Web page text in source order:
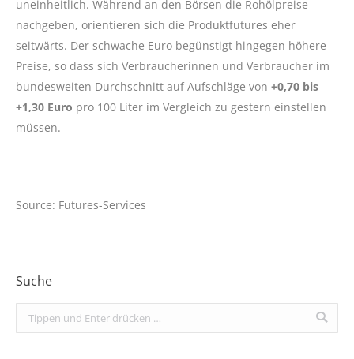
uneinheitlich. Während an den Börsen die Rohölpreise
nachgeben, orientieren sich die Produktfutures eher
seitwärts. Der schwache Euro begünstigt hingegen höhere
Preise, so dass sich Verbraucherinnen und Verbraucher im
bundesweiten Durchschnitt auf Aufschläge von +0,70 bis
+1,30 Euro pro 100 Liter im Vergleich zu gestern einstellen
müssen.
Source: Futures-Services
Suche
Search: